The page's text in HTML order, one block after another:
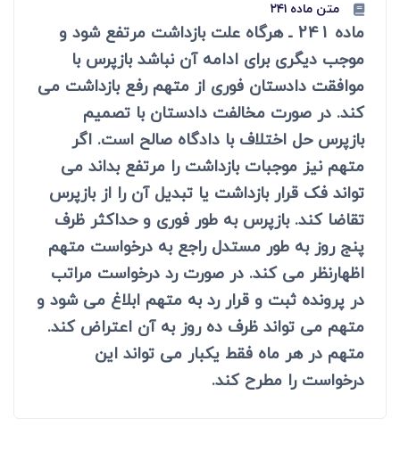
متن ماده ۲۴۱
ماده 241 ـ هرگاه علت بازداشت مرتفع شود و
موجب دیگری برای ادامه آن نباشد بازپرس با
موافقت دادستان فوری از متهم رفع بازداشت می
کند. در صورت مخالفت دادستان با تصمیم
بازپرس حل اختلاف با دادگاه صالح است. اگر
متهم نیز موجبات بازداشت را مرتفع بداند می
تواند فک قرار بازداشت یا تبدیل آن را از بازپرس
تقاضا کند. بازپرس به طور فوری و حداکثر ظرف
پنج روز به طور مستدل راجع به درخواست متهم
اظهارنظر می کند. در صورت رد درخواست مراتب
در پرونده ثبت و قرار رد به متهم ابلاغ می شود و
متهم می تواند ظرف ده روز به آن اعتراض کند.
متهم در هر ماه فقط یکبار می تواند این
درخواست را مطرح کند.